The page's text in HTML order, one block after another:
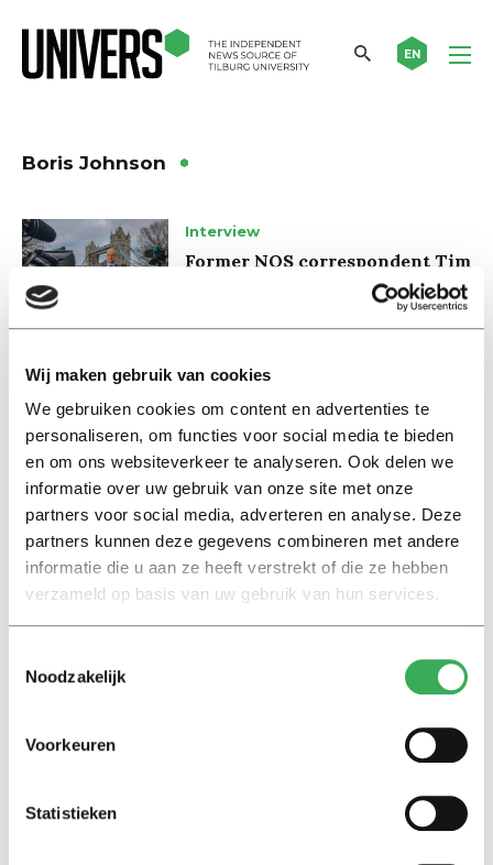
Wij maken gebruik van cookies
We gebruiken cookies om content en advertenties te
personaliseren, om functies voor social media te bieden
en om ons websiteverkeer te analyseren. Ook delen we
informatie over uw gebruik van onze site met onze
partners voor social media, adverteren en analyse. Deze
partners kunnen deze gegevens combineren met andere
informatie die u aan ze heeft verstrekt of die ze hebben
verzameld op basis van uw gebruik van hun services.
Noodzakelijk
Voorkeuren
Statistieken
EN
Boris Johnson
Interview
Former NOS correspondent Tim
de Wit on Brexit: ‘It has had
more disadvantages than
advantages’
Voormalig NOS-correspondent
Tim de Wit over brexit: ‘Het
heeft meer nadelen dan
voordelen gehad’
21 december 2022
TiU professor’s research used